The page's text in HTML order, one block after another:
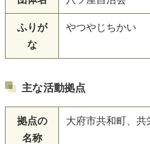
ふりが
な
やつやじちかい
主な活動拠点
拠点の
名称
大府市共和町、共